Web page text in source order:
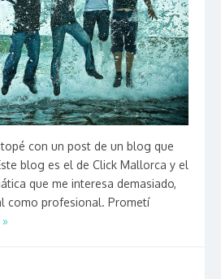
con un post de un blog que
blog es el de Click Mallorca y el
que me interesa demasiado,
como profesional. Prometí